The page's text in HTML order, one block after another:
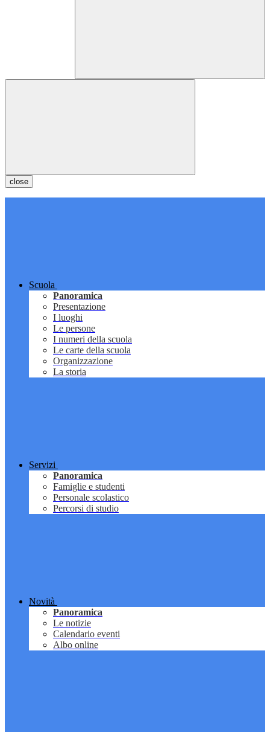
close
Scuola
Panoramica
Presentazione
I luoghi
Le persone
I numeri della scuola
Le carte della scuola
Organizzazione
La storia
Servizi
Panoramica
Famiglie e studenti
Personale scolastico
Percorsi di studio
Novità
Panoramica
Le notizie
Calendario eventi
Albo online